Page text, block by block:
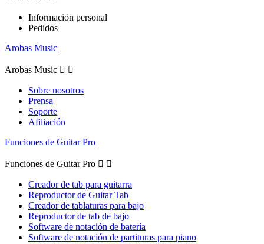
Información personal
Pedidos
Arobas Music
Arobas Music  
Sobre nosotros
Prensa
Soporte
Afiliación
Funciones de Guitar Pro
Funciones de Guitar Pro  
Creador de tab para guitarra
Reproductor de Guitar Tab
Creador de tablaturas para bajo
Reproductor de tab de bajo
Software de notación de batería
Software de notación de partituras para piano